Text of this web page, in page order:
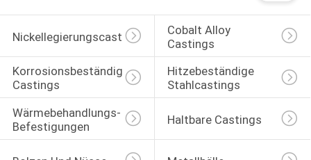
Nickellegierungscasting
Cobalt Alloy
Castings
Korrosionsbeständige
Castings
Hitzebeständige
Stahlcastings
Wärmebehandlungs-
Befestigungen
Haltbare Castings